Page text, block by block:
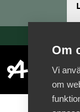
Om
Vi
om